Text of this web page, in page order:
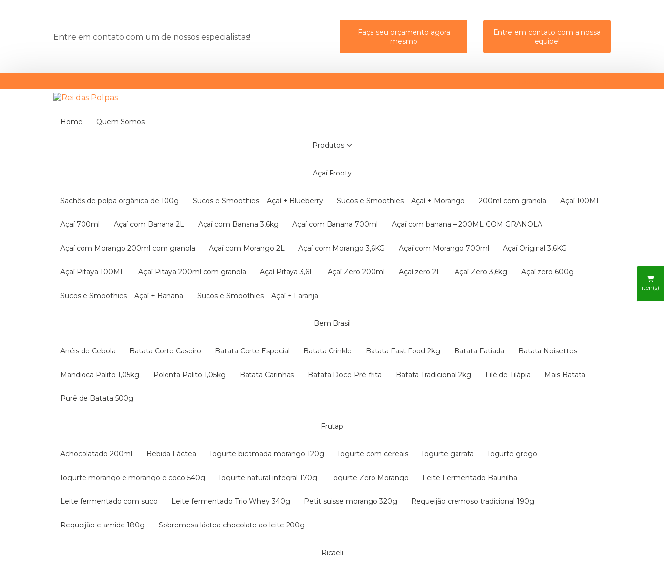
Entre em contato com um de nossos especialistas!
Faça seu orçamento agora
mesmo
Entre em contato com a nossa
equipe!
Home Quem Somos
Produtos
Açaí Frooty
Sachês de polpa orgânica de 100g Sucos e Smoothies – Açaí + Blueberry Sucos e Smoothies – Açaí + Morango 200ml com granola Açaí 100ML
Açaí 700ml Açaí com Banana 2L Açaí com Banana 3,6kg Açaí com Banana 700ml Açaí com banana – 200ML COM GRANOLA
Açaí com Morango 200ml com granola Açaí com Morango 2L Açaí com Morango 3,6KG Açaí com Morango 700ml Açaí Original 3,6KG
Açaí Pitaya 100ML Açaí Pitaya 200ml com granola Açaí Pitaya 3,6L Açaí Zero 200ml Açaí zero 2L Açaí Zero 3,6kg Açaí zero 600g
Sucos e Smoothies – Açaí + Banana Sucos e Smoothies – Açaí + Laranja
Bem Brasil
Anéis de Cebola Batata Corte Caseiro Batata Corte Especial Batata Crinkle Batata Fast Food 2kg Batata Fatiada Batata Noisettes
Mandioca Palito 1,05kg Polenta Palito 1,05kg Batata Carinhas Batata Doce Pré-frita Batata Tradicional 2kg Filé de Tilápia Mais Batata
Purê de Batata 500g
Frutap
Achocolatado 200ml Bebida Láctea Iogurte bicamada morango 120g Iogurte com cereais Iogurte garrafa Iogurte grego
Iogurte morango e morango e coco 540g Iogurte natural integral 170g Iogurte Zero Morango Leite Fermentado Baunilha
Leite fermentado com suco Leite fermentado Trio Whey 340g Petit suisse morango 320g Requeijão cremoso tradicional 190g
Requeijão e amido 180g Sobremesa láctea chocolate ao leite 200g
Ricaeli
iten(s)